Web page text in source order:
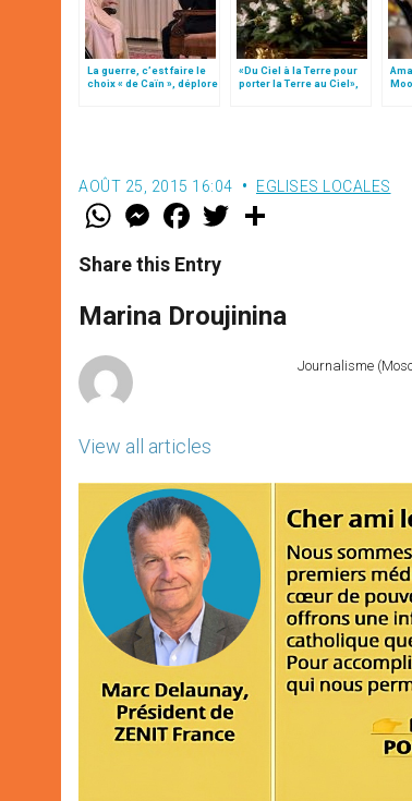
La guerre, c’est faire le
choix « de Caïn », déplore
«Du Ciel à la Terre pour
porter la Terre au Ciel»,
AOÛT 25, 2015 16:04 EGLISES LOCALES
W
t
s
p
p
M
e
s
e
g
e
F
a
e
b
o
k
w
r
Share this Entry
Marina Droujinina
View all articles
Journalisme